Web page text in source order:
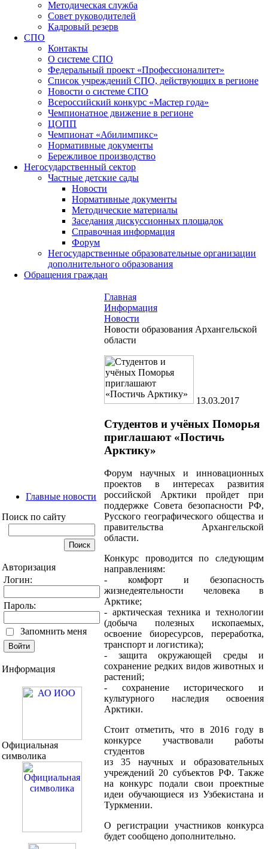
Методическая служба
Совет руководителей
Кадровый резерв
СПО
Контакты
О системе СПО
Федеральный проект «Профессионалитет»
Список учреждений СПО, действующих в регионе
Новости о системе СПО
Всероссийский конкурс «Мастер года»
Чемпионатное движение в регионе
ЦОПП
Чемпионат «Абилимпикс»
Нормативные документы
Бережливое производство
Негосударственный сектор
Частные детские сады
Новости
Нормативные документы
Методические материалы
Заседания дискуссионных площадок
Справочная информация
Форум
Негосударственные образовательные организации
дополнительного образования
Обращения граждан
Главные новости
Поиск по сайту
Авторизация
Логин:
Пароль:
Запомнить меня
Информация
Официальная
символика
Главная
Информация
Новости
Новости образования Архангельской
области
13.03.2017
Студентов и учёных Поморья
приглашают «Постичь
Арктику»
Форум научных и инновационных
проектов в интересах развития
российской Арктики пройдет при
поддержке Совета безопасности РФ,
Русского географического общества и
правительства Архангельской
области.
Конкурс проводится по следующим
направлениям:
- комфорт и безопасность
жизнедеятельности человека в
Арктике;
- арктическая техника и технологии
(добыча полезных ископаемых,
освоение биоресурсов, переработка,
транспорт и логистика);
- защита окружающей среды и
сохранение редких видов животных и
растений;
- сохранение исторического и
культурного наследия освоения
Арктики.
Стоит отметить, что в 2016 году в
конкурсе участвовали работы
студентов
из 35 научных и образовательных
учреждений 20 субъектов РФ. Также
на конкурс подали свои проектные
идеи обучающиеся из Узбекистана и
Туркмении.
О регистрации участников конкурса
будет сообщено дополнительно.